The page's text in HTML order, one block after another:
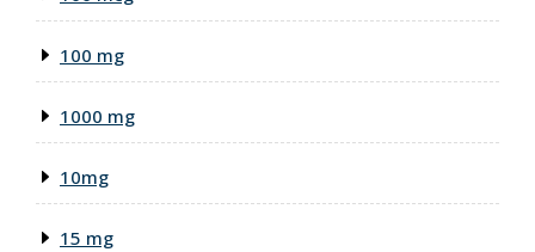
100 mg
1000 mg
10mg
15 mg